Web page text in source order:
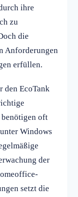
ihre
zu
die
Anforderungen
erfüllen.
den EcoTank
oft
Windows
der
setzt die